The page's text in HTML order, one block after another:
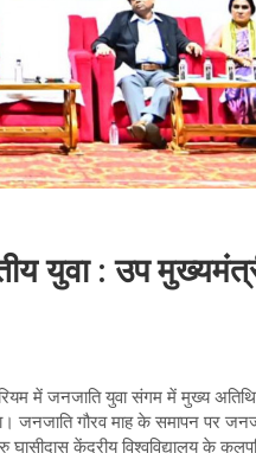
युवा : उप
में जनजाति युवा संगम में मुख्य
जनजाति गौरव माह के समापन पर
घासीदास केंद्रीय विश्वविद्यालय के